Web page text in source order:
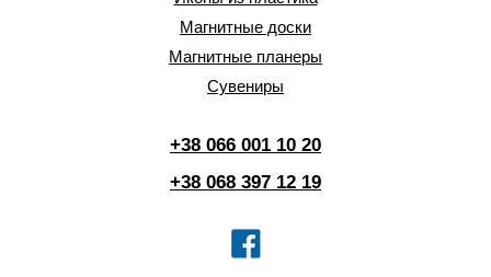
Магнитные доски
Магнитные планеры
Сувениры
+38 066 001 10 20
+38 068 397 12 19